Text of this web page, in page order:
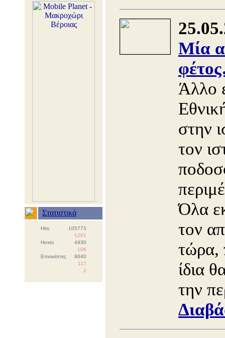
Στατιστικά
Hits
105773
1281
Hosts
4930
106
Επισκέπτες
8640
117
2
Μία
Άλλο
στην
τον
Όλα
τον
τώρα,
ίδια
την